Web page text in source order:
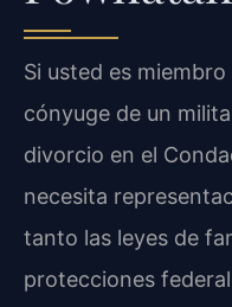
Si usted es
cónyuge de un
divorcio en el
necesita
tanto las leyes de
protecciones